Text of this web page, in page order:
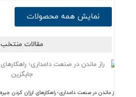
نمایش همه محصولات
مقالات منتخب
راز ماندن در صنعت دامداری؛ راهکارهای ارزان کردن